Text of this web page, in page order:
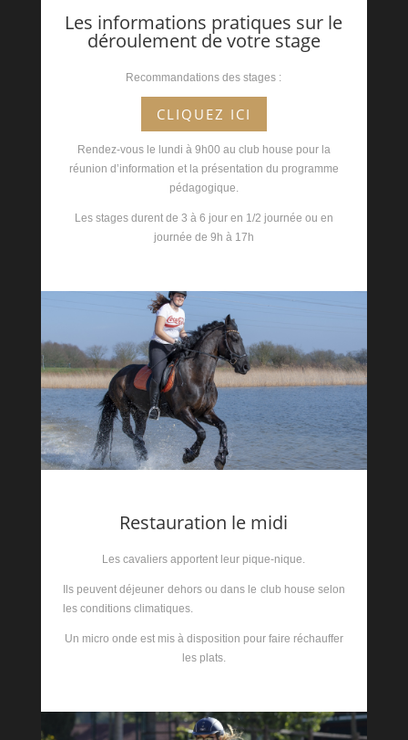
Les informations pratiques sur le
déroulement de votre stage
Recommandations des stages :
CLIQUEZ ICI
Rendez-vous le lundi à 9h00 au club house pour la
réunion d’information et la présentation du programme
pédagogique.
Les stages durent de 3 à 6 jour en 1/2 journée ou en
journée de 9h à 17h
Restauration le midi
Les cavaliers apportent leur pique-nique.
Ils peuvent déjeuner dehors ou dans le club house selon
les conditions climatiques.
Un micro onde est mis à disposition pour faire réchauffer
les plats.